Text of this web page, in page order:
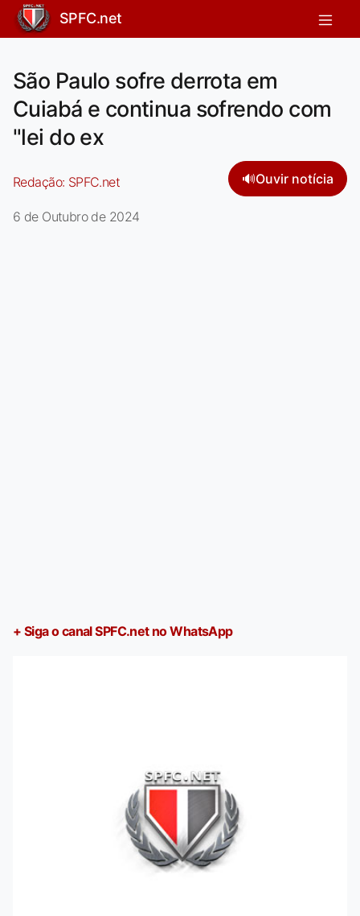
SPFC.net
São Paulo sofre derrota em
Cuiabá e continua sofrendo com
"lei do ex
Redação: SPFC.net 🔊Ouvir notícia
6 de Outubro de 2024
+ Siga o canal SPFC.net no WhatsApp